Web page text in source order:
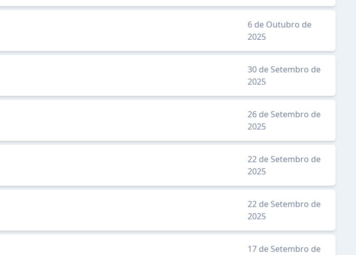
6 de Outubro de
2025
30 de Setembro de
2025
26 de Setembro de
2025
22 de Setembro de
2025
22 de Setembro de
2025
17 de Setembro de